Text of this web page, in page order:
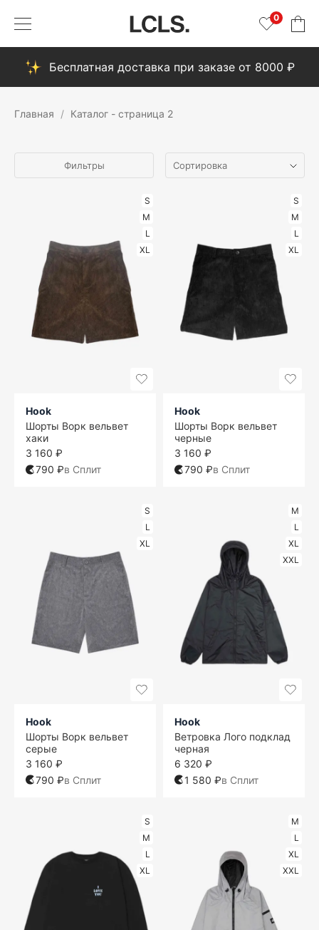
0
Бесплатная доставка при заказе от 8000 ₽
Главная Каталог - страница 2
Фильтры
S
M
L
XL
Hook
Шорты Ворк вельвет
хаки
3 160 ₽
790 ₽в Сплит
S
M
L
XL
Hook
Шорты Ворк вельвет
черные
3 160 ₽
790 ₽в Сплит
S
L
XL
Hook
Шорты Ворк вельвет
серые
3 160 ₽
790 ₽в Сплит
M
L
XL
XXL
Hook
Ветровка Лого подклад
черная
6 320 ₽
1 580 ₽в Сплит
S
M
L
XL
M
L
XL
XXL